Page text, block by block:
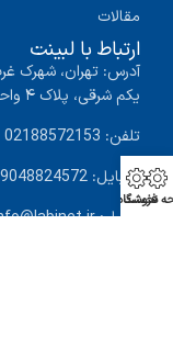
مقالات
ارتباط با لبینت
آدرس: تهران، شهرک
یکم شرقی، پلاک ۴ واحد ۲
تلفن: 02188572153 - 02188072485
موبایل: 09048824572
ایمیل: info@labinet.ir
نخست
فروشگاه